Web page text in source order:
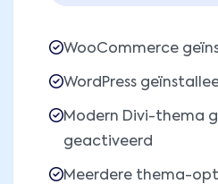
WooCommerce
WordPress
Modern Divi-thema
geactiveerd
Meerdere thema-